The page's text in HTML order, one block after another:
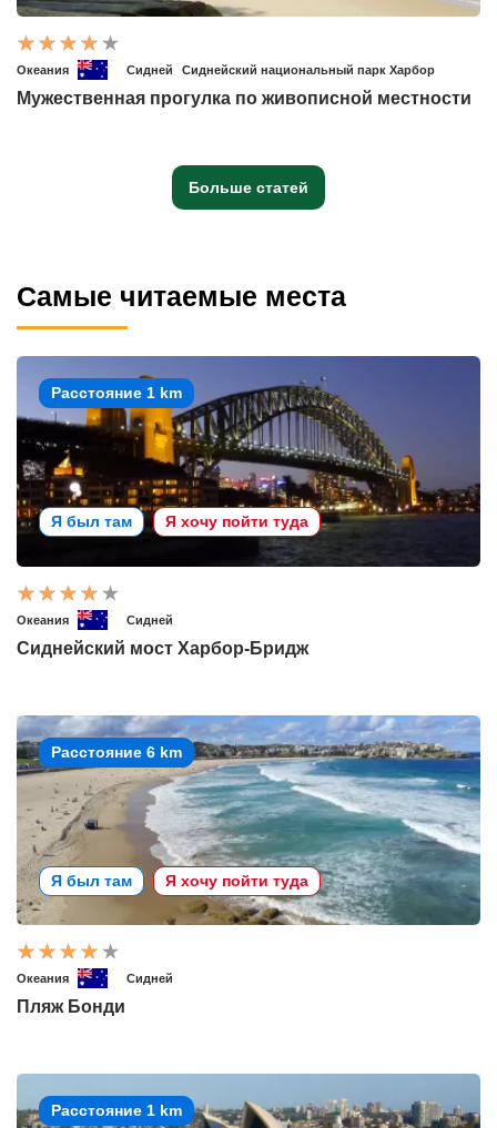
Океания Сидней Сиднейский национальный парк Харбор
Мужественная прогулка по живописной местности
Больше статей
Самые читаемые места
Расстояние 1 km
Я был там Я хочу пойти туда
Океания Сидней
Сиднейский мост Харбор-Бридж
Расстояние 6 km
Я был там Я хочу пойти туда
Океания Сидней
Пляж Бонди
Расстояние 1 km